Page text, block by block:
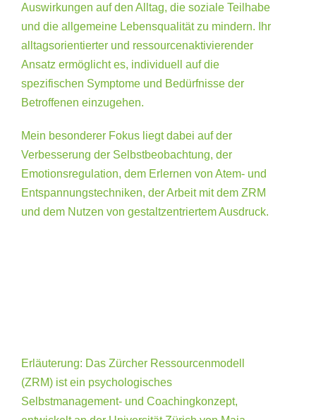
Auswirkungen auf den Alltag, die soziale Teilhabe
und die allgemeine Lebensqualität zu mindern. Ihr
alltagsorientierter und ressourcenaktivierender
Ansatz ermöglicht es, individuell auf die
spezifischen Symptome und Bedürfnisse der
Betroffenen einzugehen.
Mein besonderer Fokus liegt dabei auf der
Verbesserung der Selbstbeobachtung, der
Emotionsregulation, dem Erlernen von Atem- und
Entspannungstechniken, der Arbeit mit dem ZRM
und dem Nutzen von gestaltzentriertem Ausdruck.
Erläuterung: Das Zürcher Ressourcenmodell
(ZRM) ist ein psychologisches
Selbstmanagement- und Coachingkonzept,